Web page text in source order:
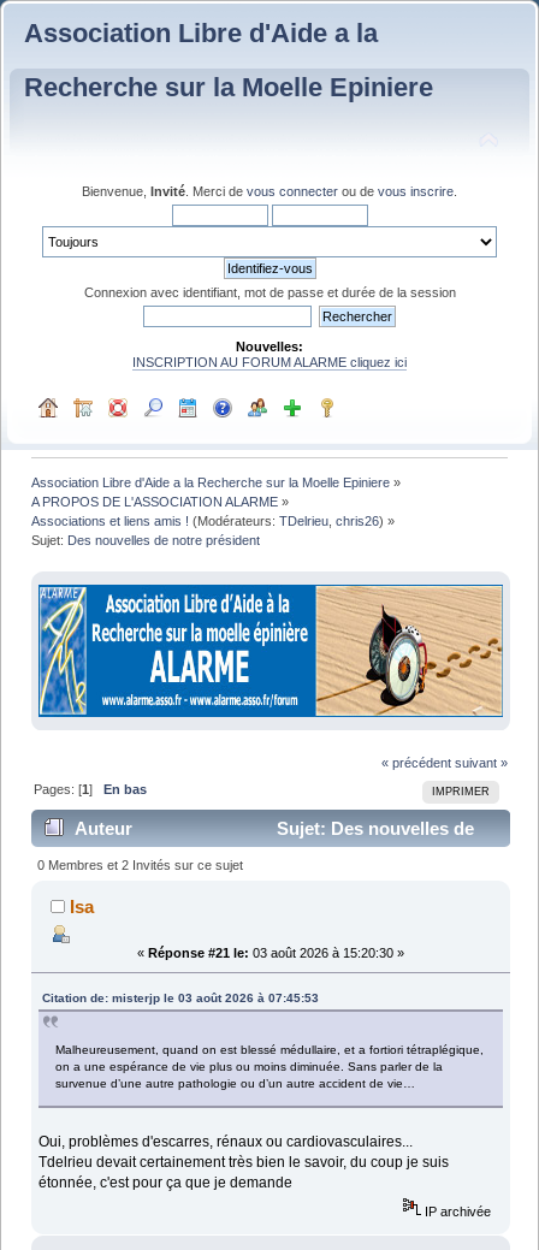
Association Libre d'Aide a la
Recherche sur la Moelle Epiniere
Bienvenue, Invité . Merci de vous connecter ou de vous inscrire
Connexion avec identifiant, mot de passe et durée de la session
Nouvelles:
INSCRIPTION AU FORUM ALARME cliquez ici
Association Libre d'Aide a la Recherche sur la Moelle Epiniere »
A PROPOS DE L'ASSOCIATION ALARME »
Associations et liens amis ! (Modérateurs:TDelrieu ,chris26) »
Sujet: Des nouvelles de notre président
« précédent suivant »
IMPRIMER
Pages: [1] En bas
Auteur
Sujet: Des nouvelles de
notre président (Lu 51010 fois)
0 Membres et 2 Invités sur ce sujet
Isa
« Réponse #21 le: 03 août 2026 à 15:20:30 »
Citation de: misterjp le 03 août 2026 à 07:45:53
Malheureusement, quand on est blessé médullaire, et a fortiori tétraplégique,
on a une espérance de vie plus ou moins diminuée. Sans parler de la
survenue d’une autre pathologie ou d’un autre accident de vie…
Oui, problèmes d'escarres, rénaux ou cardiovasculaires...
Tdelrieu devait certainement très bien le savoir, du coup je suis
étonnée, c'est pour ça que je demande
IP archivée